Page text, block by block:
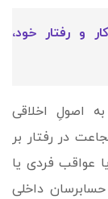
و رفتار خود،
اصولِ اخلاقی
در رفتار بر
عواقب فردی یا
داخلی